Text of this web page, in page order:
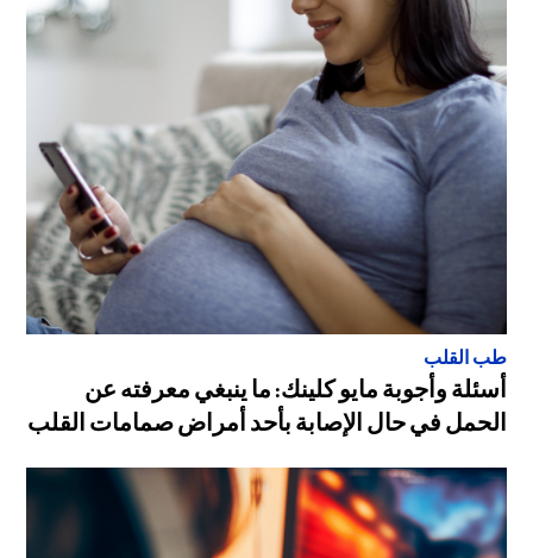
طب القلب
أسئلة وأجوبة مايو كلينك: ما ينبغي معرفته عن
الحمل في حال الإصابة بأحد أمراض صمامات القلب